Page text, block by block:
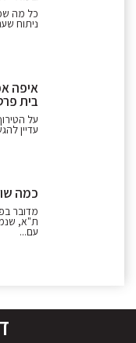
כל מה
ניתוח
איפה
בית
על
עדיין
כמה
מדובר
ת"א,
עם...